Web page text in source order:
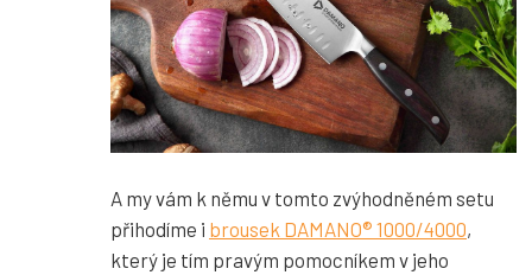
A my vám k němu v tomto zvýhodněném setu
přihodíme i brousek DAMANO® 1000/4000,
který je tím pravým pomocníkem v jeho